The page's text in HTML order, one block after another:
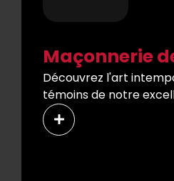
Maçonnerie
Découvrez l'art
témoins de notre